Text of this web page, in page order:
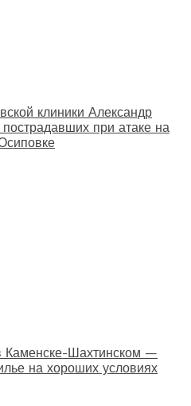
клиники Александр
при атаке на
Каменске-Шахтинском —
на хороших условиях